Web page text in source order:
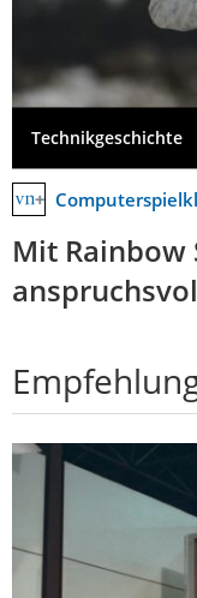
Technikgeschichte
Mit Rainbow